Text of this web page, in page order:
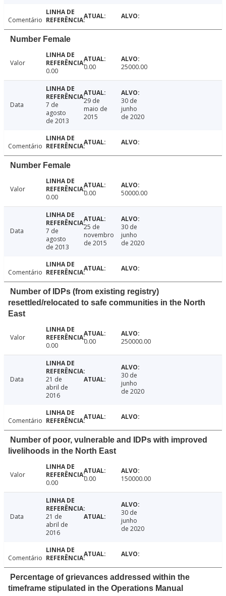
Comentário
Number Female
Valor
0.00
0.00 25000.00
Data
7 de
agosto
de 2013
29 de
maio de
2015
30 de
junho
de 2020
Comentário
Number Female
Valor
0.00
0.00 50000.00
Data
7 de
agosto
de 2013
25 de
novembro
de 2015
30 de
junho
de 2020
Comentário
Number of IDPs (from existing registry)
resettled/relocated to safe communities in the North
East
Valor
0.00
0.00 250000.00
Data
21 de
abril de
2016
30 de
junho
de 2020
Comentário
Number of poor, vulnerable and IDPs with improved
livelihoods in the North East
Valor
0.00
0.00 150000.00
Data
21 de
abril de
2016
30 de
junho
de 2020
Comentário
Percentage of grievances addressed within the
timeframe stipulated in the Operations Manual